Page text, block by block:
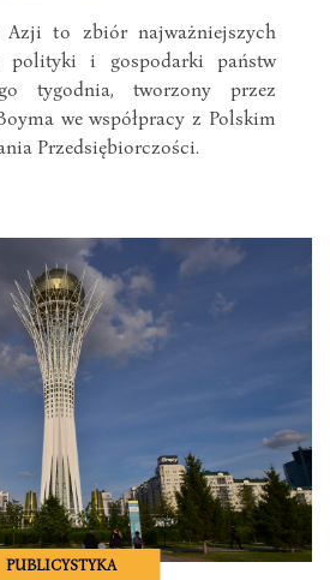
Azji to zbiór najważniejszych
i gospodarki państw
tygodnia, tworzony przez
we współpracy z Polskim
Przedsiębiorczości.
PUBLICYSTYKA